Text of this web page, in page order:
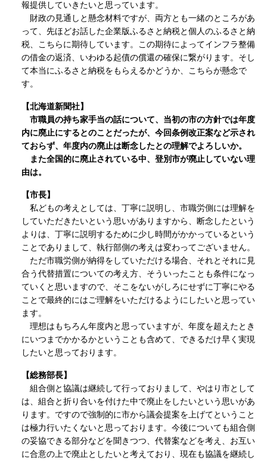
報提供していきたいと思っています。
財政の見通しと懸念材料ですが、両方とも一緒のところがあ
って、先ほどお話した企業版ふるさと納税と個人のふるさと納
税、こちらに期待しています。この期待によってインフラ整備
の借金の返済、いわゆる起債の償還の確保に繋がります。そし
て本当にふるさと納税をもらえるかどうか、こちらが懸念で
す。
【北海道新聞社】
市職員の持ち家手当の話について、当初の市の方針では年度
内に廃止にするとのことだったが、今回条例改正案など示され
ておらず、年度内の廃止は断念したとの理解でよろしいか。
また全国的に廃止されている中、登別市が廃止していない理
由は。
【市長】
私どもの考えとしては、丁寧に説明し、市職労側には理解を
していただきたいという思いがありますから、断念したという
よりは、丁寧に説明するために少し時間がかかっているという
ことでありまして、執行部側の考えは変わってございません。
ただ市職労側が納得をしていただける場合、それとそれに見
合う代替措置についての考え方、そういったことも条件になっ
ていくと思いますので、そこをないがしろにせずに丁寧にやる
ことで最終的にはご理解をいただけるようにしたいと思ってい
ます。
理想はもちろん年度内と思っていますが、年度を超えたとき
にいつまでかかるかということも含めて、できるだけ早く実現
したいと思っております。
【総務部長】
組合側と協議は継続して行っておりまして、やはり市として
は、組合と折り合いを付けた中で廃止をしたいという思いがあ
ります。ですので強制的に市から議会提案を上げてということ
は極力行いたくないと思っております。今後についても組合側
の妥協できる部分などを聞きつつ、代替案などを考え、お互い
に合意の上で廃止としたいと考えており、現在も協議を継続し